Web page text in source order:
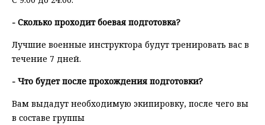
- Сколько проходит боевая подготовка?
Лучшие военные инструктора будут тренировать вас в
течение 7 дней.
- Что будет после прохождения подготовки?
Вам выдадут необходимую экипировку, после чего вы
в составе группы